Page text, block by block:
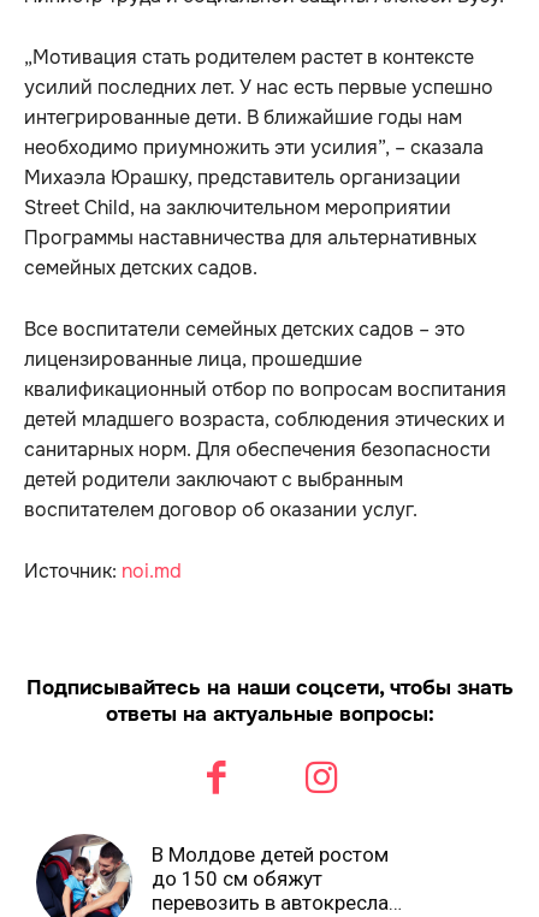
„Мотивация стать родителем растет в контексте
усилий последних лет. У нас есть первые успешно
интегрированные дети. В ближайшие годы нам
необходимо приумножить эти усилия”, – сказала
Михаэла Юрашку, представитель организации
Street Child, на заключительном мероприятии
Программы наставничества для альтернативных
семейных детских садов.
Все воспитатели семейных детских садов – это
лицензированные лица, прошедшие
квалификационный отбор по вопросам воспитания
детей младшего возраста, соблюдения этических и
санитарных норм. Для обеспечения безопасности
детей родители заключают с выбранным
воспитателем договор об оказании услуг.
Источник: noi.md
Подписывайтесь на наши соцсети, чтобы знать
ответы на актуальные вопросы:
В Молдове детей ростом
до 150 см обяжут
перевозить в автокреслах